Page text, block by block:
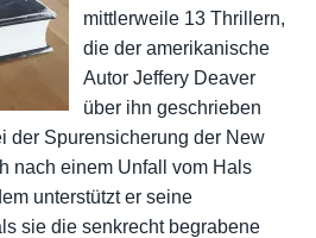
mittlerweile 13 Thrillern,
die der amerikanische
Autor Jeffery Deaver
über ihn geschrieben
der Spurensicherung der New
nach einem Unfall vom Hals
unterstützt er seine
sie die senkrecht begrabene